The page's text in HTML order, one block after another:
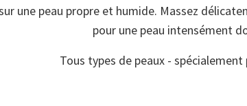
une peau propre et humide. Massez
pour une peau intensément
Tous types de peaux - spécialement